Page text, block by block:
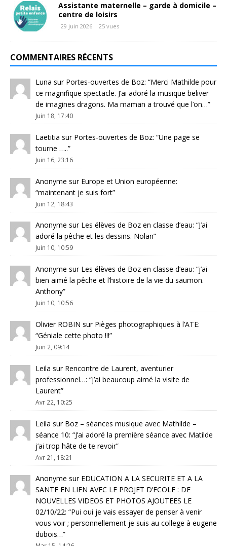
Assistante maternelle – garde à domicile –
centre de loisirs
29 juin 2026 25 vues
COMMENTAIRES RÉCENTS
Luna sur Portes-ouvertes de Boz: “Merci Mathilde pour
ce magnifique spectacle. J’ai adoré la musique beliver
de imagines dragons. Ma maman a trouvé que l’on…”
Juin 18, 17:40
Laetitia sur Portes-ouvertes de Boz: “Une page se
tourne …..”
Juin 16, 23:16
Anonyme sur Europe et Union européenne:
“maintenant je suis fort”
Juin 12, 18:43
Anonyme sur Les élèves de Boz en classe d’eau: “J’ai
adoré la pêche et les dessins. Nolan”
Juin 10, 10:59
Anonyme sur Les élèves de Boz en classe d’eau: “j’ai
bien aimé la pêche et l’histoire de la vie du saumon.
Anthony”
Juin 10, 10:56
Olivier ROBIN sur Pièges photographiques à l’ATE:
“Géniale cette photo !!!”
Juin 2, 09:14
Leila sur Rencontre de Laurent, aventurier
professionnel…: “j’ai beaucoup aimé la visite de
Laurent”
Avr 22, 10:25
Leila sur Boz – séances musique avec Mathilde –
séance 10: “J’ai adoré la première séance avec Matilde
j’ai trop hâte de te revoir”
Avr 21, 18:21
Anonyme sur EDUCATION A LA SECURITE ET A LA
SANTE EN LIEN AVEC LE PROJET D’ECOLE : DE
NOUVELLES VIDEOS ET PHOTOS AJOUTEES LE
02/10/22: “Pui oui je vais essayer de penser à venir
vous voir ; personnellement je suis au college à eugene
dubois…”